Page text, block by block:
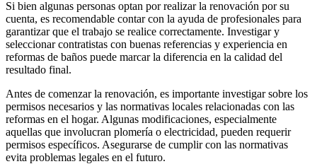
Si bien algunas personas optan por realizar la renovación por su
cuenta, es recomendable contar con la ayuda de profesionales para
garantizar que el trabajo se realice correctamente. Investigar y
seleccionar contratistas con buenas referencias y experiencia en
reformas de baños puede marcar la diferencia en la calidad del
resultado final.
Antes de comenzar la renovación, es importante investigar sobre los
permisos necesarios y las normativas locales relacionadas con las
reformas en el hogar. Algunas modificaciones, especialmente
aquellas que involucran plomería o electricidad, pueden requerir
permisos específicos. Asegurarse de cumplir con las normativas
evita problemas legales en el futuro.